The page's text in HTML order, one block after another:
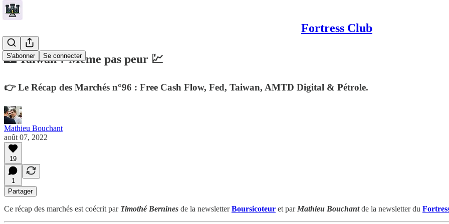
Fortress Club
S'abonner Se connecter
🏰 Taïwan ? Même pas peur 💹
👉 Le Récap des Marchés n°96 : Free Cash Flow, Fed, Taiwan, AMTD Digital & Pétrole.
Mathieu Bouchant
août 07, 2022
19
1
Partager
Ce récap des marchés est coécrit par Timothé Bernines de la newsletterBoursicoteur et par Mathieu Bouchantde la newsletter du